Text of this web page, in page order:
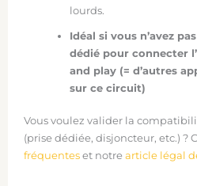
lourds.
Idéal si vous n’avez
dédié pour connecter
and play (= d’autres
sur ce circuit)
Vous voulez valider la
(prise dédiée, disjoncteur, etc.) ?
fréquentes et notre article légal